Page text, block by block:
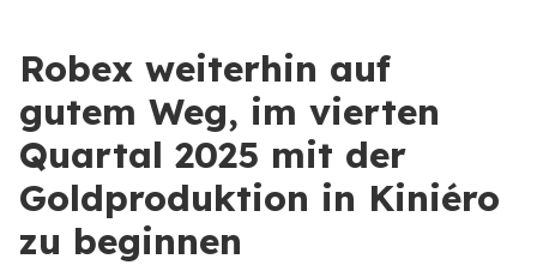
Robex weiterhin auf
gutem Weg, im vierten
Quartal 2025 mit der
Goldproduktion in Kiniéro
zu beginnen